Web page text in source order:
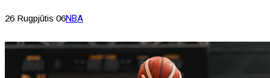
26 Rugpjūtis 06NBA